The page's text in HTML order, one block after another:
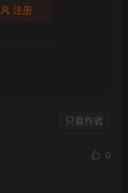
注册
只看作者
0